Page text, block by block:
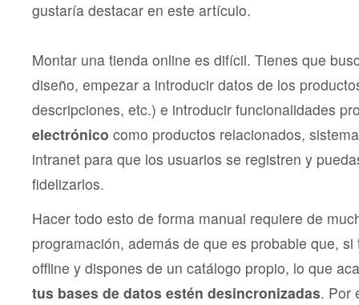
gustaría destacar en este artículo.
Montar una tienda online es difícil. Tienes que
diseño, empezar a introducir datos de los
descripciones, etc.) e introducir funcionalidades
electrónico como productos relacionados,
intranet para que los usuarios se registren y
fidelizarlos.
Hacer todo esto de forma manual requiere de
programación, además de que es probable que,
offline y dispones de un catálogo propio, lo que
tus bases de datos estén desincronizadas. Por